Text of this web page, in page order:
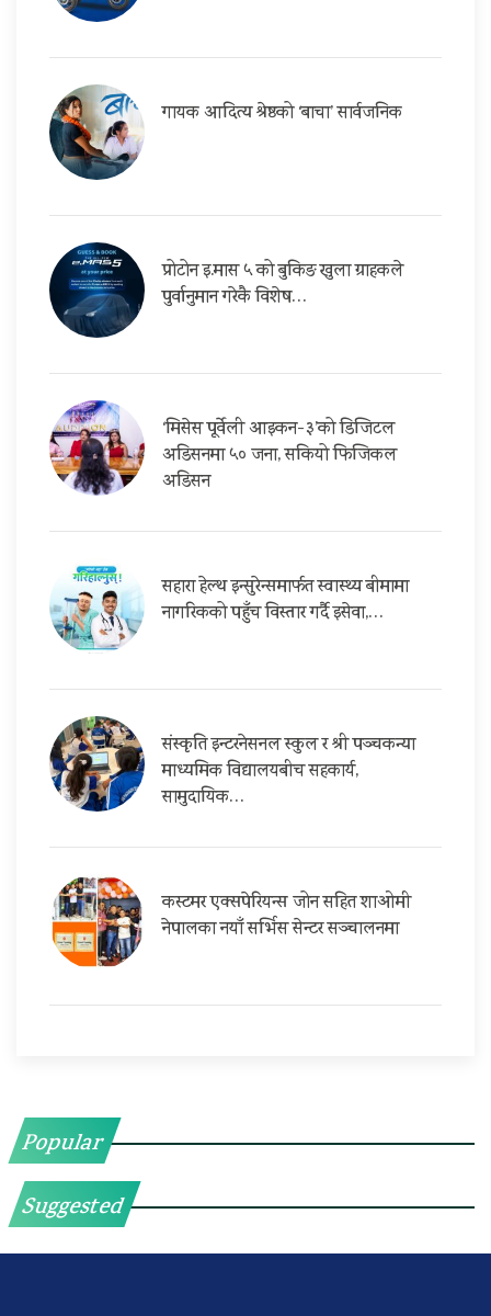
गायक आदित्य श्रेष्ठको ‘बाचा’ सार्वजनिक
प्रोटोन इ.मास ५ को बुकिङ खुला ग्राहकले
पुर्वानुमान गरेकै विशेष…
‘मिसेस पूर्वेली आइकन-३’को डिजिटल
अडिसनमा ५० जना, सकियो फिजिकल
अडिसन
सहारा हेल्थ इन्सुरेन्समार्फत स्वास्थ्य बीमामा
नागरिकको पहुँच विस्तार गर्दै इसेवा,…
संस्कृति इन्टरनेसनल स्कुल र श्री पञ्चकन्या
माध्यमिक विद्यालयबीच सहकार्य,
सामुदायिक…
कस्टमर एक्सपेरियन्स जोन सहित शाओमी
नेपालका नयाँ सर्भिस सेन्टर सञ्चालनमा
Popular
Suggested